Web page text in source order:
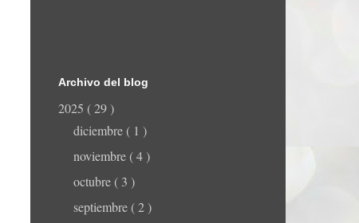
Archivo del blog
2025 ( 29 )
diciembre ( 1 )
noviembre ( 4 )
octubre ( 3 )
septiembre ( 2 )